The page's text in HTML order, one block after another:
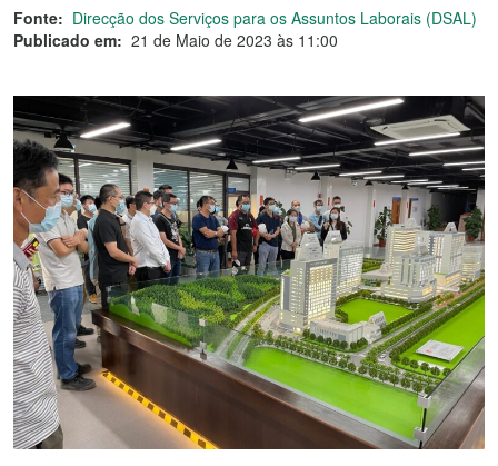
Fonte: Direcção dos Serviços para os Assuntos Laborais (DSAL)
Publicado em: 21 de Maio de 2023 às 11:00